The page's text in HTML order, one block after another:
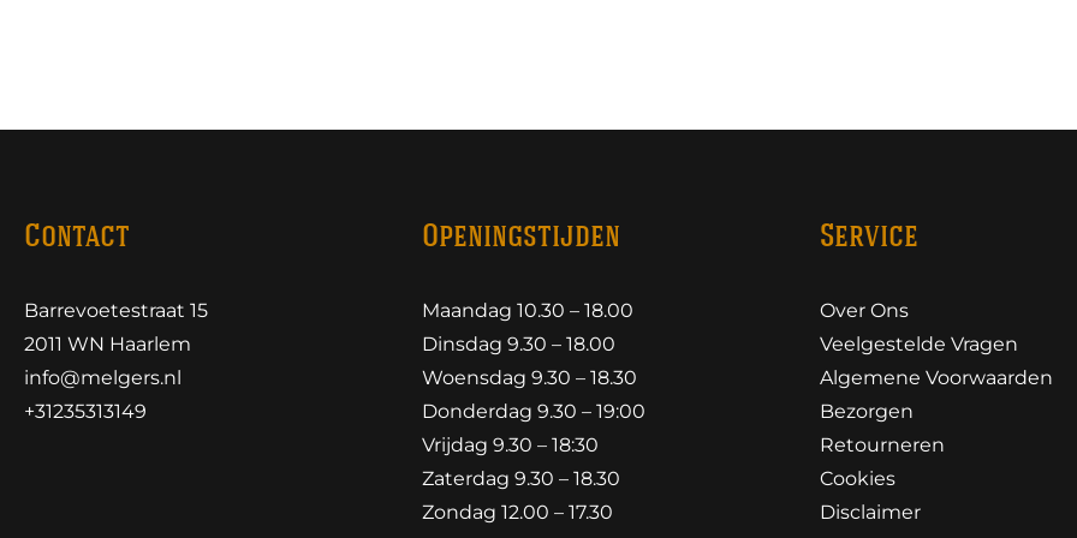
Contact
Barrevoetestraat 15
2011 WN Haarlem
info@melgers.nl
+31235313149
Openingstijden
Maandag 10.30 – 18.00
Dinsdag 9.30 – 18.00
Woensdag 9.30 – 18.30
Donderdag 9.30 – 19:00
Vrijdag 9.30 – 18:30
Zaterdag 9.30 – 18.30
Zondag 12.00 – 17.30
Service
Over Ons
Veelgestelde Vragen
Algemene Voorwaarden
Bezorgen
Retourneren
Cookies
Disclaimer